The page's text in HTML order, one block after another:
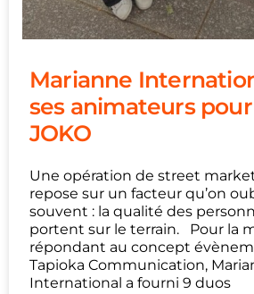
Marianne
ses animateurs
JOKO
Une opération de street
repose sur un facteur qu’on
souvent : la qualité des
portent sur le terrain. Pour la
répondant au concept
Tapioka Communication,
International a fourni 9 duos